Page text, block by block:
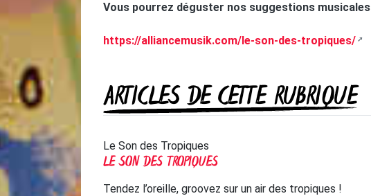
Vous pourrez déguster nos suggestions musicales
https://alliancemusik.com/le-son-des-tropiques/
ARTICLES DE CETTE RUBRIQUE
Le Son des Tropiques
LE SON DES TROPIQUES
Tendez l’oreille, groovez sur un air des tropiques !